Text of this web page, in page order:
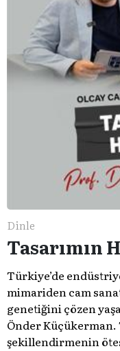
Dinle
Tasarımın
Türkiye’de
mimariden cam
genetiğini çözen
Önder Küçükerman.
şekillendirmenin